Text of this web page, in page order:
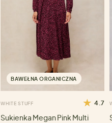
BAWEŁNA ORGANICZNA
WHITE STUFF 4.7
Sukienka Megan Pink Multi